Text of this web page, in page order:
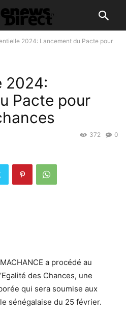
2024: Lancement du Pacte pour
2024:
Pacte pour
0
372
a procédé au
des Chances, une
qui sera soumise aux
sénégalaise du 25 février.